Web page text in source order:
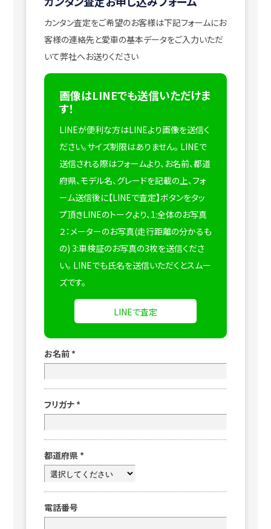
カンタン査定をご希望のお客様は下記フォームにお
客様の連絡先と愛車の基本データをご入力いただ
いて弊社へお送りください
画像はLINEでも送信いただけま
す！
LINEが便利な方はLINEより画像を送信く
ださい。サイズ制限はありません。 LINEで
送信される際はフォームより、お名前、都道
府県、モデル名、グレードを記載の上、フォ
ーム送信後に【LINEで査定】ボタンをタッ
プ頂きLINEのトークより、1:全体のお写真
２：メーターのお写真(走行距離の分かるも
の) 3:車検証のお写真の3枚を送信くださ
い。 LINEでも氏名を送信いただくとスムー
ズです。
LINEで査定
お名前 *
フリガナ *
都道府県 *
電話番号